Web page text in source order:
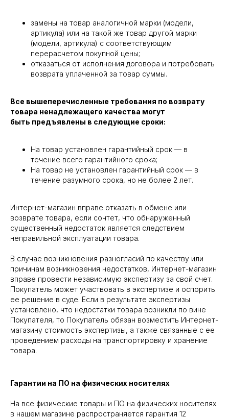
замены на товар аналогичной марки (модели,
артикула) или на такой же товар другой марки
(модели, артикула) с соответствующим
перерасчетом покупной цены;
отказаться от исполнения договора и потребовать
возврата уплаченной за товар суммы.
Все вышеперечисленные требования по возврату
товара ненадлежащего качества могут
быть предъявлены в следующие сроки:
На товар установлен гарантийный срок — в
течение всего гарантийного срока;
На товар не установлен гарантийный срок — в
течение разумного срока, но не более 2 лет.
Интернет-магазин вправе отказать в обмене или
возврате товара, если сочтет, что обнаруженный
существенный недостаток является следствием
неправильной эксплуатации товара.
В случае возникновения разногласий по качеству или
причинам возникновения недостатков, Интернет-магазин
вправе провести независимую экспертизу за свой счет.
Покупатель может участвовать в экспертизе и оспорить
ее решение в суде. Если в результате экспертизы
установлено, что недостатки товара возникли по вине
Покупателя, то Покупатель обязан возместить Интернет-
магазину стоимость экспертизы, а также связанные с ее
проведением расходы на транспортировку и хранение
товара.
Гарантии на ПО на физических носителях
На все физические товары и ПО на физических носителях
в нашем магазине распространяется гарантия 12